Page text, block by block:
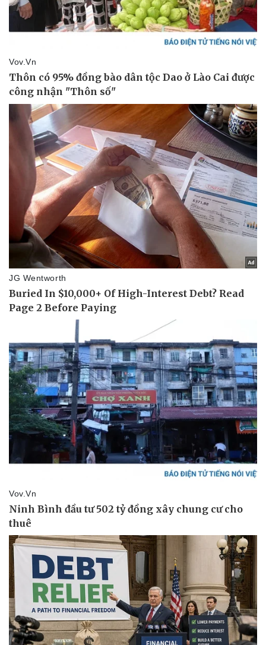
Thể thao
Bóng đá
Lịch thi đấu bóng đá
Thế giới thể thao
eSports
Hậu trường
Ô tô - Xe máy
Xe máy
Tư vấn